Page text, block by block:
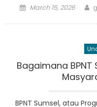
Posted
March 15, 2026
Bagaimana
BPNT Sumsel, atau